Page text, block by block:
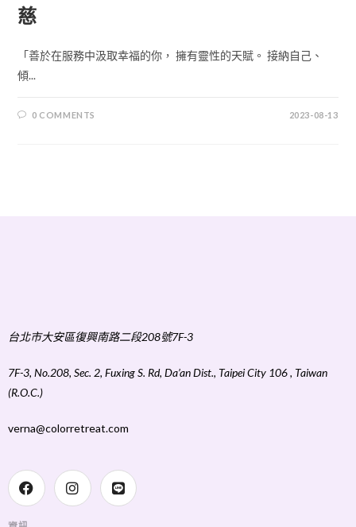
慈
「善於在服務中汲取幸福的你， 擁有靈性的天賦。 接納自己、
傾...
0 COMMENTS 2023-08-13
台北市大安區復興南路二段208號7F-3
7F-3, No.208, Sec. 2, Fuxing S. Rd, Da’an Dist., Taipei City 106 , Taiwan
(R.O.C.)
verna@colorretreat.com